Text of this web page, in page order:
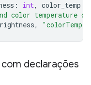
: int, color_temp
color temperature
,
declarações